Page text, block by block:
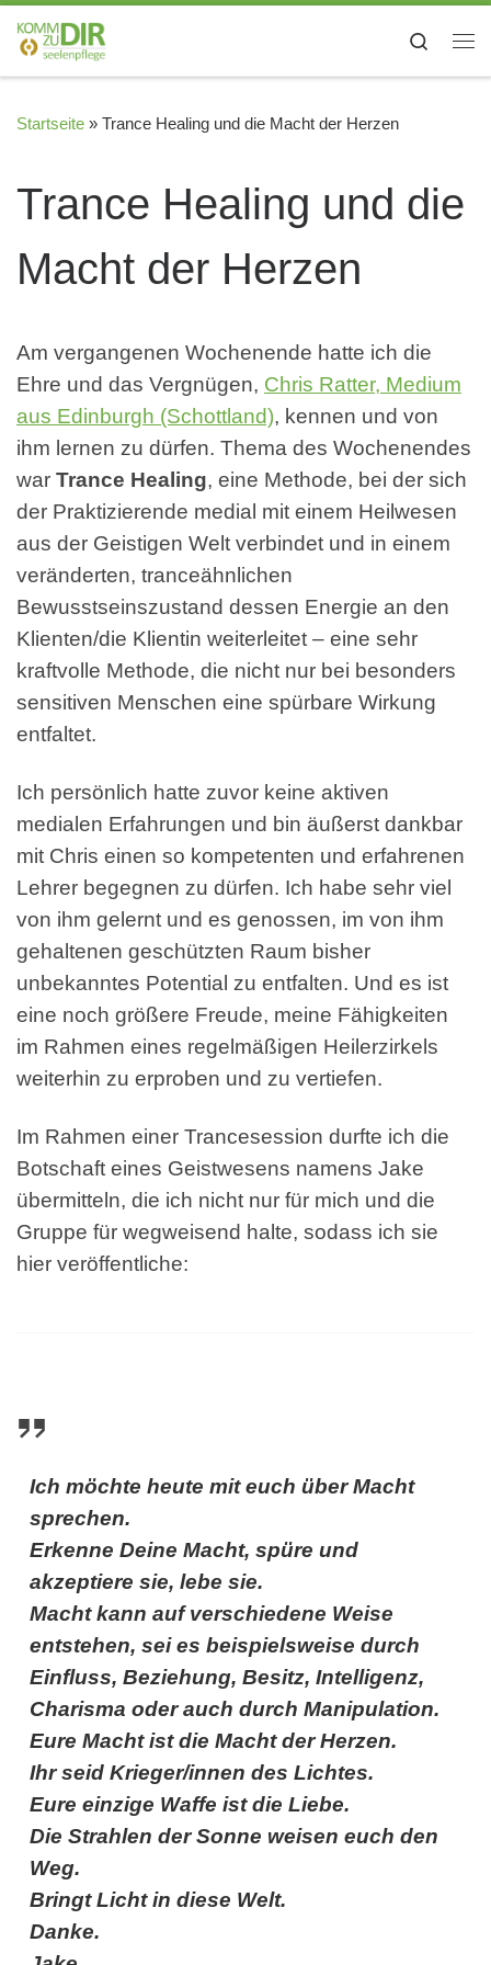
Zum Inhalt springen
Search
Startseite » Trance Healing und die Macht der Herzen
Trance Healing und die
Macht der Herzen
Am vergangenen Wochenende hatte ich die
Ehre und das Vergnügen, Chris Ratter, Medium
aus Edinburgh (Schottland), kennen und von
ihm lernen zu dürfen. Thema des Wochenendes
war Trance Healing, eine Methode, bei der sich
der Praktizierende medial mit einem Heilwesen
aus der Geistigen Welt verbindet und in einem
veränderten, tranceähnlichen
Bewusstseinszustand dessen Energie an den
Klienten/die Klientin weiterleitet – eine sehr
kraftvolle Methode, die nicht nur bei besonders
sensitiven Menschen eine spürbare Wirkung
entfaltet.
Ich persönlich hatte zuvor keine aktiven
medialen Erfahrungen und bin äußerst dankbar
mit Chris einen so kompetenten und erfahrenen
Lehrer begegnen zu dürfen. Ich habe sehr viel
von ihm gelernt und es genossen, im von ihm
gehaltenen geschützten Raum bisher
unbekanntes Potential zu entfalten. Und es ist
eine noch größere Freude, meine Fähigkeiten
im Rahmen eines regelmäßigen Heilerzirkels
weiterhin zu erproben und zu vertiefen.
Im Rahmen einer Trancesession durfte ich die
Botschaft eines Geistwesens namens Jake
übermitteln, die ich nicht nur für mich und die
Gruppe für wegweisend halte, sodass ich sie
hier veröffentliche:
Ich möchte heute mit euch über Macht
sprechen.
Erkenne Deine Macht, spüre und
akzeptiere sie, lebe sie.
Macht kann auf verschiedene Weise
entstehen, sei es beispielsweise durch
Einfluss, Beziehung, Besitz, Intelligenz,
Charisma oder auch durch Manipulation.
Eure Macht ist die Macht der Herzen.
Ihr seid Krieger/innen des Lichtes.
Eure einzige Waffe ist die Liebe.
Die Strahlen der Sonne weisen euch den
Weg.
Bringt Licht in diese Welt.
Danke.